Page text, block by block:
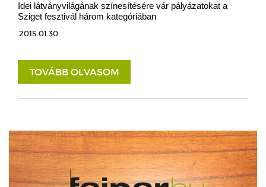
Idei látványvilágának színesítésére vár pályázatokat a
Sziget fesztivál három kategóriában
2015.01.30.
TOVÁBB OLVASOM